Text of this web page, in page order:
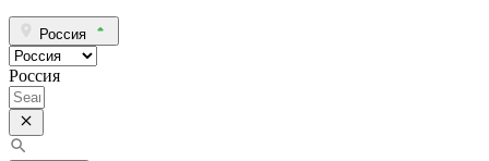
Россия
Россия